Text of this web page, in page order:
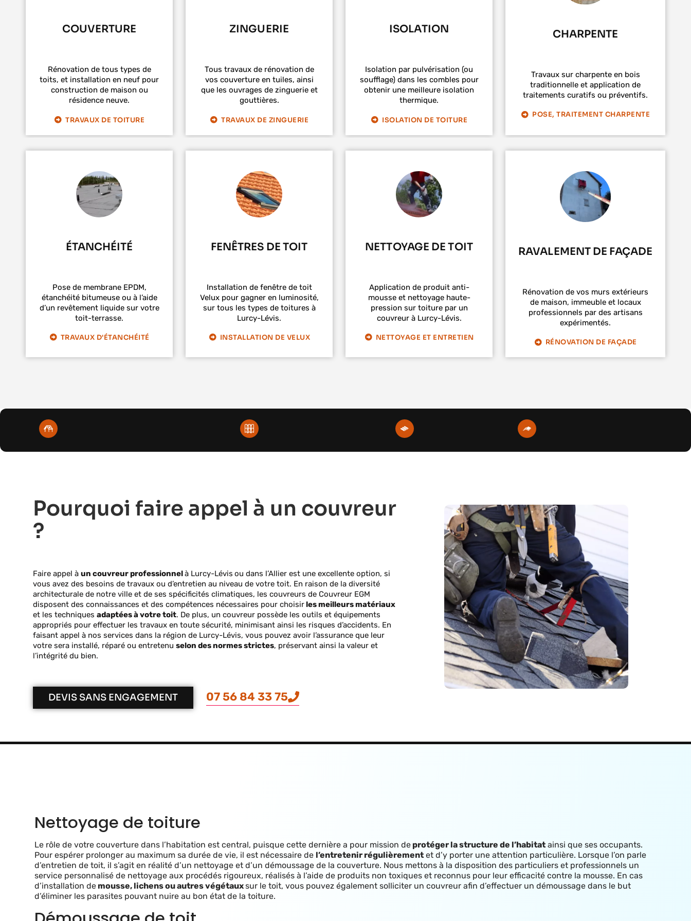
COUVERTURE
Rénovation de tous types de
toits, et installation en neuf pour
construction de maison ou
résidence neuve.
TRAVAUX DE TOITURE
ZINGUERIE
Tous travaux de rénovation de
vos couverture en tuiles, ainsi
que les ouvrages de zinguerie et
gouttières.
TRAVAUX DE ZINGUERIE
ISOLATION
Isolation par pulvérisation (ou
soufflage) dans les combles pour
obtenir une meilleure isolation
thermique.
ISOLATION DE TOITURE
CHARPENTE
Travaux sur charpente en bois
traditionnelle et application de
traitements curatifs ou préventifs.
POSE, TRAITEMENT CHARPENTE
ÉTANCHÉITÉ
Pose de membrane EPDM,
étanchéité bitumeuse ou à l’aide
d’un revêtement liquide sur votre
toit-terrasse.
TRAVAUX D'ÉTANCHÉITÉ
FENÊTRES DE TOIT
Installation de fenêtre de toit
Velux pour gagner en luminosité,
sur tous les types de toitures à
Lurcy-Lévis.
INSTALLATION DE VELUX
NETTOYAGE DE TOIT
Application de produit anti-
mousse et nettoyage haute-
pression sur toiture par un
couvreur à Lurcy-Lévis.
NETTOYAGE ET ENTRETIEN
RAVALEMENT DE FAÇADE
Rénovation de vos murs extérieurs
de maison, immeuble et locaux
professionnels par des artisans
expérimentés.
RÉNOVATION DE FAÇADE
Pourquoi faire appel à un couvreur
?
Faire appel à un couvreur professionnelà Lurcy-Lévis ou dans l’Allier est une excellente option, si
vous avez des besoins de travaux ou d’entretien au niveau de votre toit. En raison de la diversité
architecturale de notre ville et de ses spécificités climatiques, les couvreurs de Couvreur EGM
disposent des connaissances et des compétences nécessaires pour choisirles meilleurs matériaux
et les techniques adaptées à votre toit. De plus, un couvreur possède les outils et équipements
appropriés pour effectuer les travaux en toute sécurité, minimisant ainsi les risques d’accidents. En
faisant appel à nos services dans la région de Lurcy-Lévis, vous pouvez avoir l’assurance que leur
votre sera installé, réparé ou entretenu selon des normes strictes, préservant ainsi la valeur et
l’intégrité du bien.
DEVIS SANS ENGAGEMENT 07 56 84 33 75
Nettoyage de toiture
Le rôle de votre couverture dans l’habitation est central, puisque cette dernière a pour mission de protéger la structure de l’habitat ainsi que ses occupants.
Pour espérer prolonger au maximum sa durée de vie, il est nécessaire de l’entretenir régulièrement et d’y porter une attention particulière. Lorsque l’on parle
d’entretien de toit, il s’agit en réalité d’un nettoyage et d’un démoussage de la couverture. Nous mettons à la disposition des particuliers et professionnels un
service personnalisé de nettoyage aux procédés rigoureux, réalisés à l’aide de produits non toxiques et reconnus pour leur efficacité contre la mousse. En cas
d’installation de mousse, lichens ou autres végétauxsur le toit, vous pouvez également solliciter un couvreur afin d’effectuer un démoussage dans le but
d’éliminer les parasites pouvant nuire au bon état de la toiture.